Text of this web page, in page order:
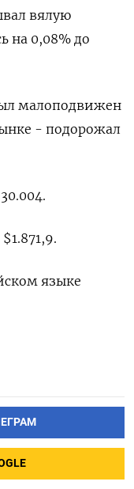
вялую
на 0,08% до
малоподвижен
- подорожал
языке